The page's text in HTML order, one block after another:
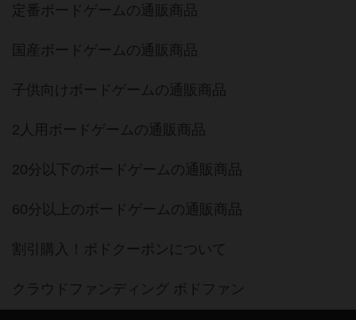
定番ボードゲームの通販商品
国産ボードゲームの通販商品
子供向けボードゲームの通販商品
2人用ボードゲームの通販商品
20分以下のボードゲームの通販商品
60分以上のボードゲームの通販商品
割引購入！ボドクーポンについて
クラウドファンディング ボドファン